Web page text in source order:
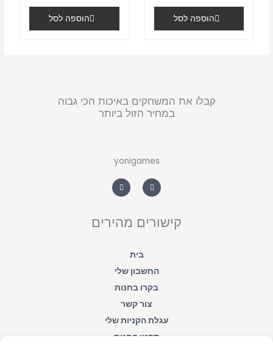
הוספה לסל הוספה לסל
קבלו את המשחקים באיכות הכי גבוה
במחיר הזול ביותר
yonigames
a
c
e
o
h
a
t
p
p
קישורים מהירים
בית
החשבון שלי
בקרו בחנות
צור קשר
עגלת הקניות שלי
תקנון החנות